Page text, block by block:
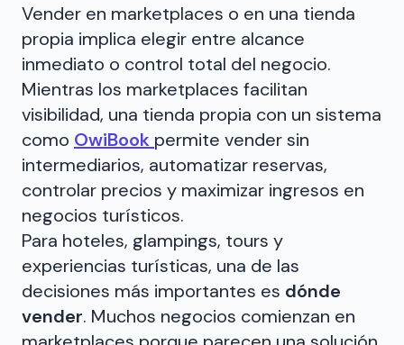
Vender en marketplaces o en una tienda
propia implica elegir entre alcance
inmediato o control total del negocio.
Mientras los marketplaces facilitan
visibilidad, una tienda propia con un sistema
como OwiBook permite vender sin
intermediarios, automatizar reservas,
controlar precios y maximizar ingresos en
negocios turísticos.
Para hoteles, glampings, tours y
experiencias turísticas, una de las
decisiones más importantes es dónde
vender. Muchos negocios comienzan en